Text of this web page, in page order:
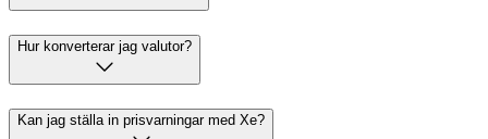
Hur konverterar jag valutor?
Kan jag ställa in prisvarningar med Xe?